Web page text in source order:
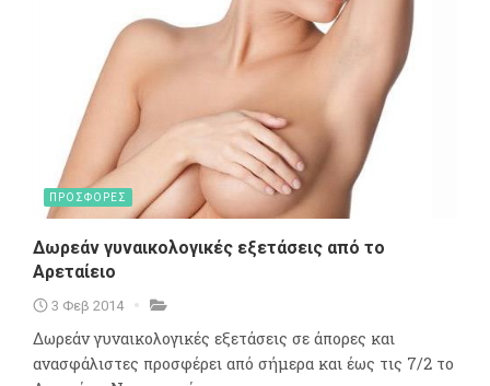
ΠΡΟΣΦΟΡΕΣ
Δωρεάν γυναικολογικές εξετάσεις από το
Αρεταίειο
3 Φεβ 2014
Δωρεάν γυναικολογικές εξετάσεις σε άπορες και
ανασφάλιστες προσφέρει από σήμερα και έως τις 7/2 το